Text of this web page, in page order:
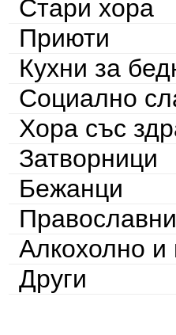
Стари хора
Приюти
Кухни за
Социално
Хора със
Затворници
Бежанци
Алкохолно и
Други